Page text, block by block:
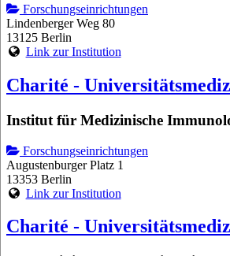
Forschungseinrichtungen
Lindenberger Weg 80
13125 Berlin
Link zur Institution
Charité -
Institut für Medizinische
Forschungseinrichtungen
Augustenburger Platz 1
13353 Berlin
Link zur Institution
Charité -